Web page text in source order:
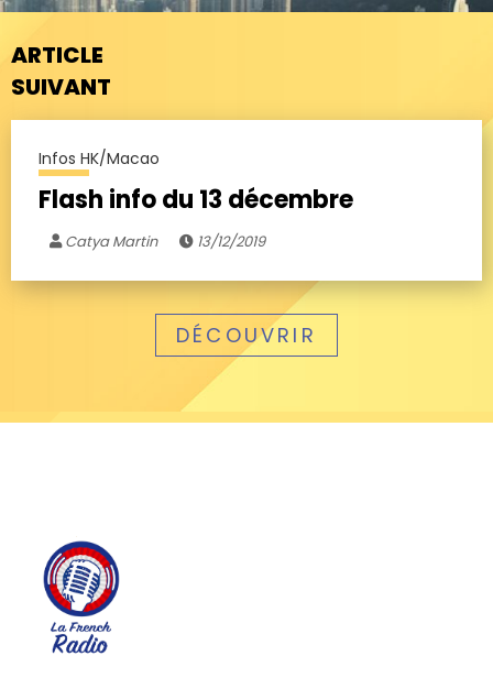
ARTICLE
SUIVANT
Infos HK/Macao
Flash info du 13 décembre
Catya Martin 13/12/2019
DÉCOUVRIR